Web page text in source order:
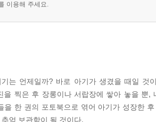
이용해 주세요.
는 언제일까? 바로 아기가 생겼을 때일 것
찍은 후 장롱이나 서랍장에 쌓아 놓을 뿐,
한 권의 포토북으로 엮어 아기가 성장한
억 보관함이 될 것이다.